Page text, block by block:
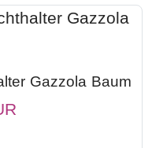
Gazzola Baum